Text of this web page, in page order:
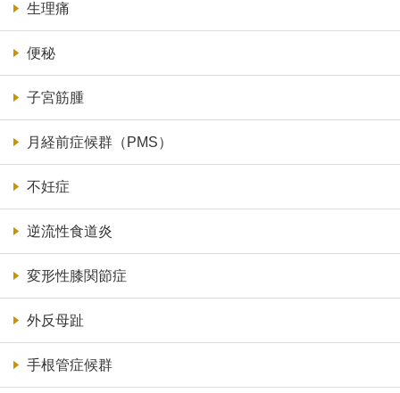
生理痛
便秘
子宮筋腫
月経前症候群（PMS）
不妊症
逆流性食道炎
変形性膝関節症
外反母趾
手根管症候群